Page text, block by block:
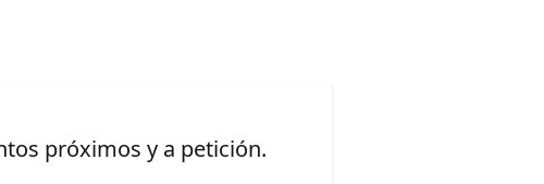
próximos y a petición.